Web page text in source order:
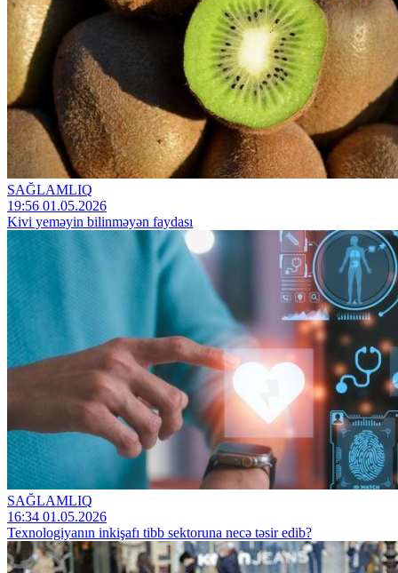
SAĞLAMLIQ
19:56 01.05.2026
Kivi yeməyin bilinməyən faydası
SAĞLAMLIQ
16:34 01.05.2026
Texnologiyanın inkişafı tibb sektoruna necə təsir edib?